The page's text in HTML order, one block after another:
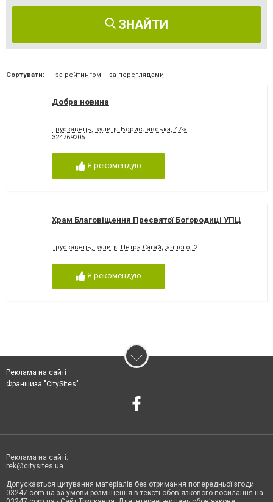
ЗНАЙТИ
Сортувати: за рейтингом за переглядами
Добра новина
Трускавець, вулиця Бориславська, 47-а
324769205
Я рекомендую
Храм Благовіщення Пресвятої Богородиці УПЦ
Трускавець, вулиця Петра Сагайдачного, 2
Я рекомендую
Реклама на сайті
Франшиза "CitySites"
Реклама на сайті:
rek@citysites.ua
Допускається цитування матеріалів без отримання попередньої згоди
03247.com.ua за умови розміщення в тексті обов'язкового посилання на